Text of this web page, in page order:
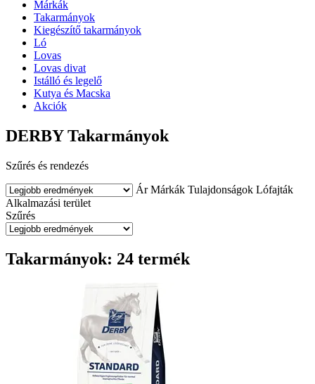
Márkák
Takarmányok
Kiegészítő takarmányok
Ló
Lovas
Lovas divat
Istálló és legelő
Kutya és Macska
Akciók
DERBY Takarmányok
Szűrés és rendezés
Ár Márkák Tulajdonságok Lófajták
Alkalmazási terület
Szűrés
Takarmányok: 24 termék